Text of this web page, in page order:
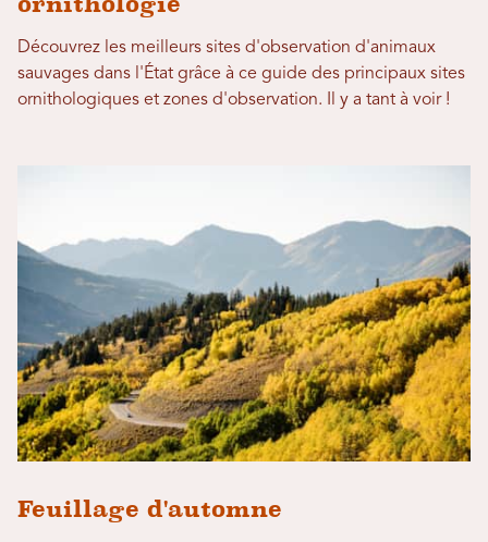
Découvrez les meilleurs sites d'observation d'animaux
sauvages dans l'État grâce à ce guide des principaux sites
ornithologiques et zones d'observation. Il y a tant à voir !
Feuillage d'automne